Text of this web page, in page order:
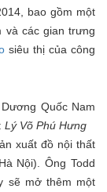
bao gồm một
và các gian trưng
siêu thị của công
Quốc Nam
Lý Võ Phú Hưng
xuất đồ nội thất
Nội). Ông Todd
sẽ mở thêm một